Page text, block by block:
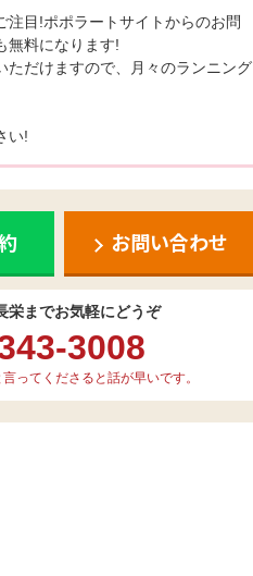
注目!ポポラートサイトからのお問
無料になります!
ただけますので、月々のランニング
い!
お問い合わせ
栄までお気軽にどうぞ
3008
ってくださると話が早いです。